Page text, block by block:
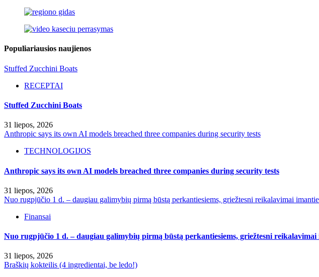
Populiariausios naujienos
Stuffed Zucchini Boats
RECEPTAI
Stuffed Zucchini Boats
31 liepos, 2026
Anthropic says its own AI models breached three companies during security tests
TECHNOLOGIJOS
Anthropic says its own AI models breached three companies during security tests
31 liepos, 2026
Nuo rugpjūčio 1 d. – daugiau galimybių pirmą būstą perkantiesiems, griežtesni reikalavimai
Finansai
Nuo rugpjūčio 1 d. – daugiau galimybių pirmą būstą perkantiesiems, griežtesni reikalavimai
31 liepos, 2026
Braškių kokteilis (4 ingredientai, be ledo!)